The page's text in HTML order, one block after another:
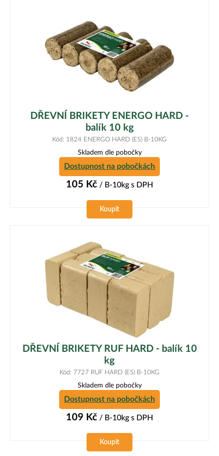
DŘEVNÍ BRIKETY ENERGO HARD -
balík 10 kg
Kód: 1824 ENERGO HARD (ES) B-10KG
Skladem dle pobočky
Dostupnost na pobočkách
105 Kč / B-10kg s DPH
Koupit
DŘEVNÍ BRIKETY RUF HARD - balík 10
kg
Kód: 7727 RUF HARD (ES) B-10KG
Skladem dle pobočky
Dostupnost na pobočkách
109 Kč / B-10kg s DPH
Koupit